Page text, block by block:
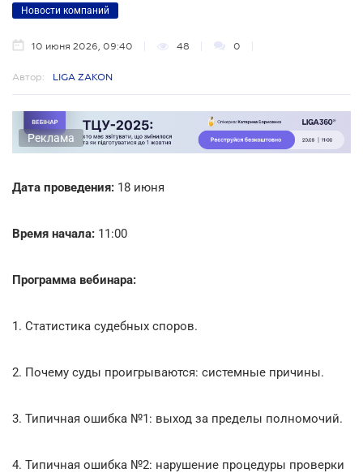
Новости компаний
10 июня 2026, 09:40 48 0
Автор: LIGA ZAKON
Реклама
Дата проведения: 18 июня
Время начала: 11:00
Программа вебинара:
1. Статистика судебных споров.
2. Почему суды проигрываются: системные причины.
3. Типичная ошибка №1: выход за пределы полномочий.
4. Типичная ошибка №2: нарушение процедуры проверки